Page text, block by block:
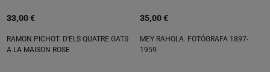
33,00 €
RAMON PICHOT. D'ELS QUATRE GATS
A LA MAISON ROSE
35,00 €
MEY RAHOLA. FOTÓGRAFA 1897-
1959